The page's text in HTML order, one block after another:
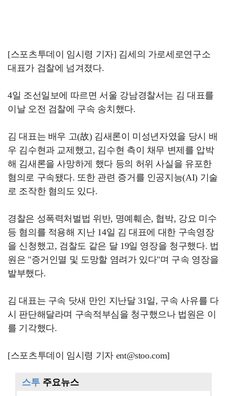
[스포츠투데이 임시령 기자] 김세의 가로세로연구소
대표가 검찰에 넘겨졌다.
4일 조선일보에 따르면 서울 강남경찰서는 김 대표를
이날 오전 검찰에 구속 송치했다.
김 대표는 배우 고(故) 김새론이 미성년자였을 당시 배
우 김수현과 교제했고, 김수현 측이 채무 변제를 압박
해 김새론을 사망하게 했다 등의 허위 사실을 유포한
혐의로 구속됐다. 또한 관련 증거를 인공지능(AI) 기술
로 조작한 혐의도 있다.
경찰은 성폭력처벌법 위반, 명예훼손, 협박, 강요 미수
등 혐의를 적용해 지난 14일 김 대표에 대한 구속영장
을 신청했고, 검찰도 같은 달 19일 영장을 청구했다. 법
원은 "증거인멸 및 도망할 염려가 있다"며 구속 영장을
발부했다.
김 대표는 구속 닷새 만인 지난달 31일, 구속 사유를 다
시 판단해달라며 구속적부심을 청구했으나 법원은 이
를 기각했다.
[스포츠투데이 임시령 기자 ent@stoo.com]
스투 주요뉴스